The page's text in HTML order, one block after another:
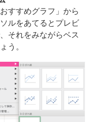
すすめグラフ」から
ルをあてるとプレビ
それをみながらベス
う。